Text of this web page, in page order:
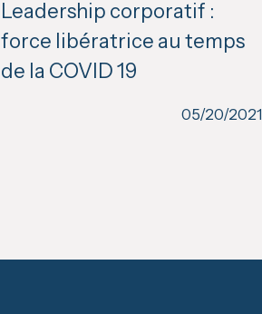
Leadership corporatif :
force libératrice au temps
de la COVID 19
05/20/2021